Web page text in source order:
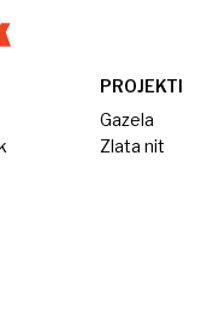
PROJEKTI
Gazela
Zlata nit